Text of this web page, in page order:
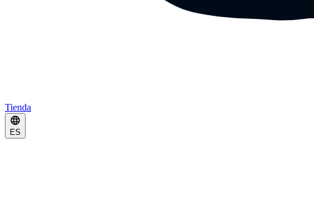
Tienda
ES